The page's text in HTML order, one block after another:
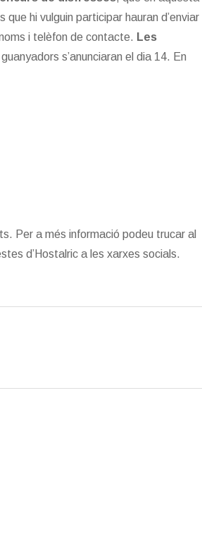
hi vulguin participar hauran d’enviar
i telèfon de contacte. Les
s’anunciaran el dia 14. En
Per a més informació podeu trucar al
d’Hostalric a les xarxes socials.